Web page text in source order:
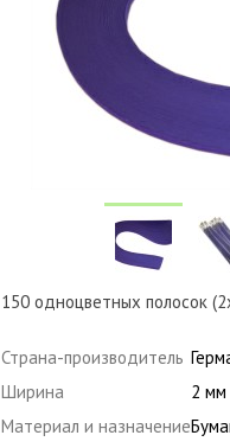
150 одноцветных полосок
Страна-производитель
Ширина
2 мм
Материал и назначение